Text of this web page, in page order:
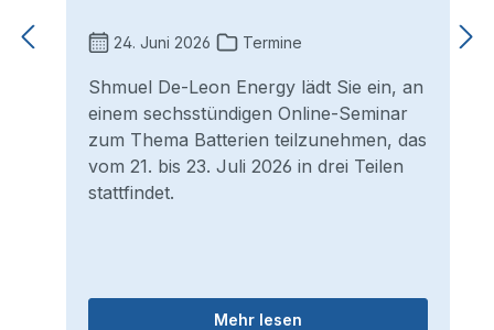
24. Juni 2026 Termine
Shmuel De-Leon Energy lädt Sie ein, an
einem sechsstündigen Online-Seminar
zum Thema Batterien teilzunehmen, das
vom 21. bis 23. Juli 2026 in drei Teilen
stattfindet.
Mehr lesen